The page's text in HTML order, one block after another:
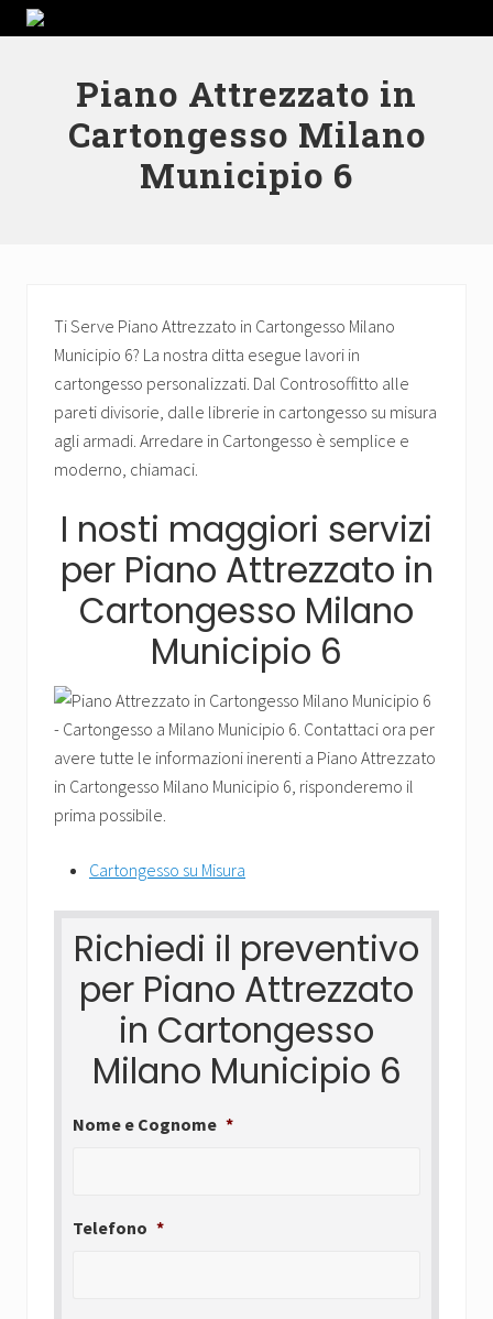
Menu
Passa
alla
Skip
to
Passa
al
Passa
alLa
librerie
cartongesso
misura
armadi.
Cartongesso
semplice
Piano Attrezzato in
Cartongesso Milano
Municipio 6
Ti Serve Piano Attrezzato in Cartongesso Milano
Municipio 6? La nostra ditta esegue lavori in
cartongesso personalizzati. Dal Controsoffitto alle
pareti divisorie, dalle librerie in cartongesso su misura
agli armadi. Arredare in Cartongesso è semplice e
moderno, chiamaci.
I nosti maggiori servizi
per Piano Attrezzato in
Cartongesso Milano
Municipio 6
Cartongesso su Misura
Richiedi il preventivo
per Piano Attrezzato
in Cartongesso
Milano Municipio 6
Nome e Cognome *
Telefono *